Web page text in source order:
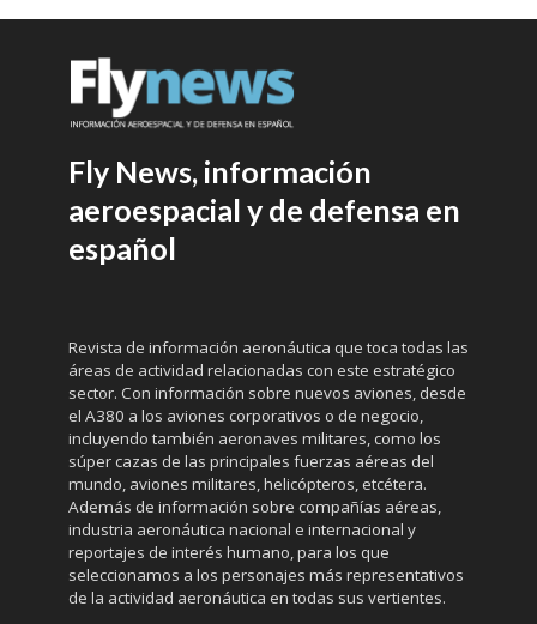
Fly News, información
aeroespacial y de defensa en
español
Revista de información aeronáutica que toca todas las
áreas de actividad relacionadas con este estratégico
sector. Con información sobre nuevos aviones, desde
el A380 a los aviones corporativos o de negocio,
incluyendo también aeronaves militares, como los
súper cazas de las principales fuerzas aéreas del
mundo, aviones militares, helicópteros, etcétera.
Además de información sobre compañías aéreas,
industria aeronáutica nacional e internacional y
reportajes de interés humano, para los que
seleccionamos a los personajes más representativos
de la actividad aeronáutica en todas sus vertientes.